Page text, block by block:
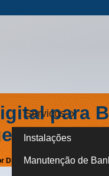
Serviços
Instalações
Manutenção de
para
em
Digital para Banheira de